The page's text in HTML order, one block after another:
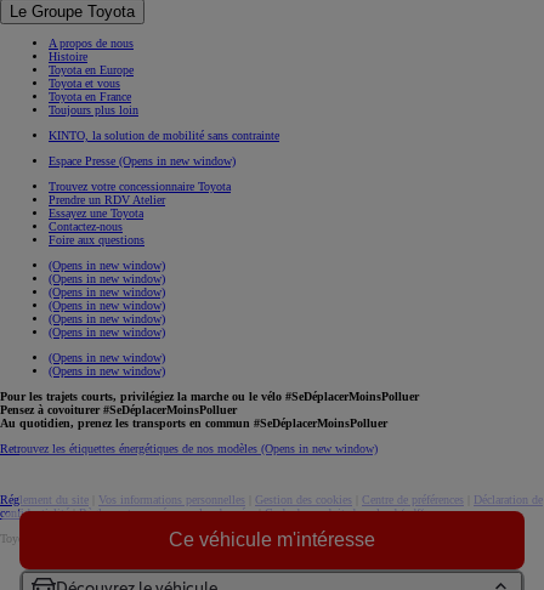
Ce véhicule m'intéresse
Le Groupe Toyota
A propos de nous
Histoire
Toyota en Europe
Toyota et vous
Toyota en France
Toujours plus loin
KINTO, la solution de mobilité sans contrainte
Espace Presse (Opens in new window)
Trouvez votre concessionnaire Toyota
Prendre un RDV Atelier
Essayez une Toyota
Contactez-nous
Foire aux questions
(Opens in new window)
(Opens in new window)
(Opens in new window)
(Opens in new window)
(Opens in new window)
(Opens in new window)
(Opens in new window)
(Opens in new window)
Pour les trajets courts, privilégiez la marche ou le vélo #SeDéplacerMoinsPolluer
Pensez à covoiturer #SeDéplacerMoinsPolluer
Au quotidien, prenez les transports en commun #SeDéplacerMoinsPolluer
Retrouvez les étiquettes énergétiques de nos modèles (Opens in new window)
Réglement du site Vos informations personnelles Gestion des cookies Centre de préférences
Déclaration de
confidentialité|Règlement européen sur les données|Code de conduitedownload (pdf(
Toyota. Tous droits réservés. © 2026
Accessibilité : non conforme